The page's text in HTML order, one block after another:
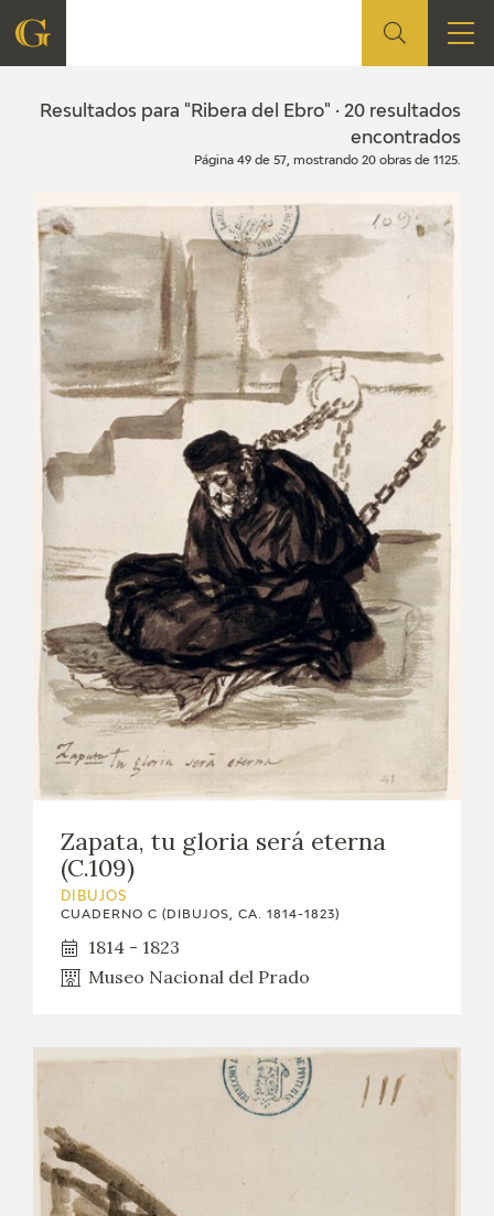
FUNDACIÓN
CENTRO DE INVESTIGACIÓN Y DOCUMENTACIÓN
ACCIÓN CORPORATIVA
SEDE
CONTACTO
PROGRAMACIÓN
EXPOSICIONES
ACTIVIDADES
ACTUALIDAD
SALA DE PRENSA
BLOG CUADERNO ITALIANO
FRANCISCO DE GOYA
BIOGRAFÍA
CRONOLOGÍA
GOYA EN ARAGÓN
PREMIO ARAGÓN GOYA
Resultados para "Ribera del Ebro" · 20 resultados
encontrados
Página 49 de 57, mostrando 20 obras de 1125.
Zapata, tu gloria será eterna
(C.109)
DIBUJOS
CUADERNO C (DIBUJOS, CA. 1814-1823)
1814 - 1823
Museo Nacional del Prado